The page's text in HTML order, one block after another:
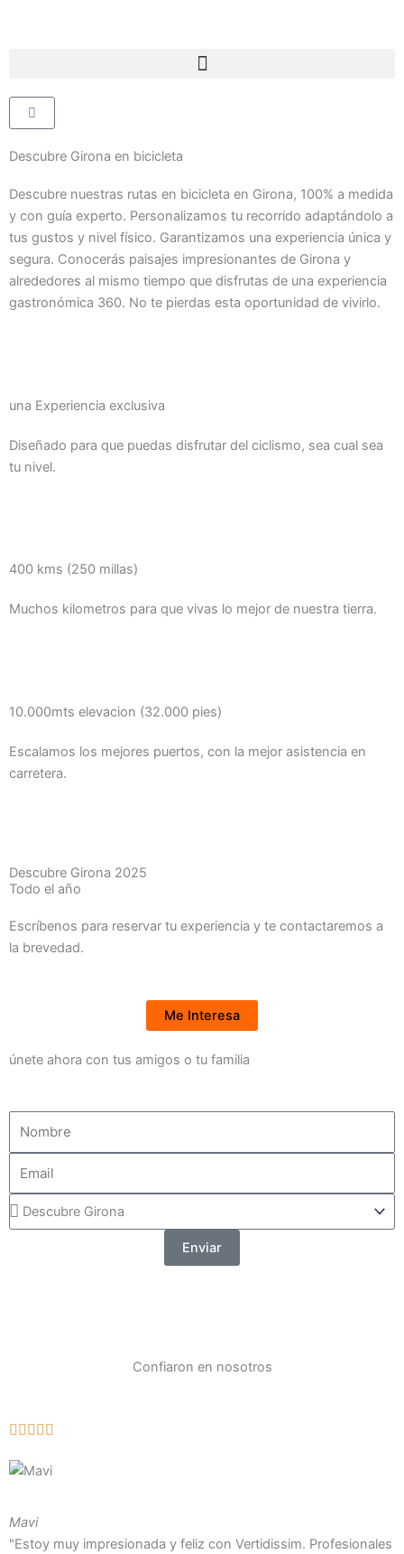
Cart
Descubre Girona en bicicleta
Descubre nuestras rutas en bicicleta en Girona, 100% a medida
y con guía experto. Personalizamos tu recorrido adaptándolo a
tus gustos y nivel físico. Garantizamos una experiencia única y
segura. Conocerás paisajes impresionantes de Girona y
alrededores al mismo tiempo que disfrutas de una experiencia
gastronómica 360. No te pierdas esta oportunidad de vivirlo.
una Experiencia exclusiva
Diseñado para que puedas disfrutar del ciclismo, sea cual sea
tu nivel.
400 kms (250 millas)
Muchos kilometros para que vivas lo mejor de nuestra tierra.
10.000mts elevacion (32.000 pies)
Escalamos los mejores puertos, con la mejor asistencia en
carretera.
Descubre Girona 2025
Todo el año
Escríbenos para reservar tu experiencia y te contactaremos a
la brevedad.
Me Interesa
únete ahora con tus amigos o tu familia
Seleccion
tu
Enviar
Confiaron en nosotros
Mavi
"Estoy muy impresionada y feliz con Vertidissim. Profesionales